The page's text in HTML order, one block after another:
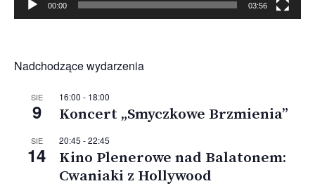
00:00 03:56
Nadchodzące wydarzenia
SIE
9
16:00 - 18:00
Koncert „Smyczkowe Brzmienia”
SIE
14
20:45 -22:45
Kino Plenerowe nad Balatonem:
Cwaniaki z Hollywood